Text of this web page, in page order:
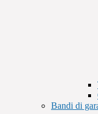
Bandi di